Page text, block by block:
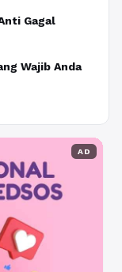
Gagal
Wajib Anda
AD